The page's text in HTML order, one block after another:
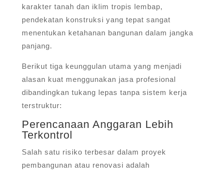
karakter tanah dan iklim tropis lembap,
pendekatan konstruksi yang tepat sangat
menentukan ketahanan bangunan dalam jangka
panjang.
Berikut tiga keunggulan utama yang menjadi
alasan kuat menggunakan jasa profesional
dibandingkan tukang lepas tanpa sistem kerja
terstruktur:
Perencanaan Anggaran Lebih
Terkontrol
Salah satu risiko terbesar dalam proyek
pembangunan atau renovasi adalah